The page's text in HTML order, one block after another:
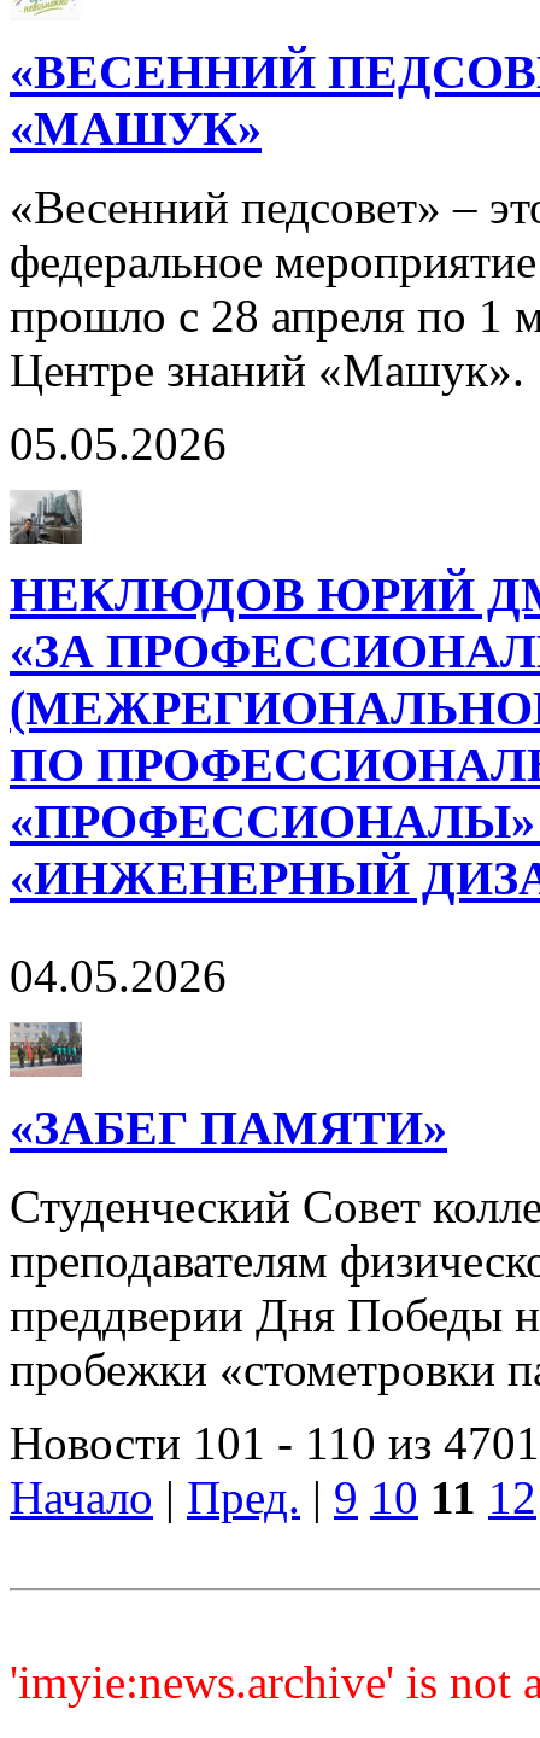
«ВЕСЕННИЙ
«МАШУК»
«Весенний педсовет» –
федеральное
прошло с 28 апреля по 1
Центре знаний «Машук».
05.05.2026
НЕКЛЮДОВ ЮРИЙ
«ЗА
ПО
«ИНЖЕНЕРНЫЙ
04.05.2026
«ЗАБЕГ ПАМЯТИ»
Студенческий Совет
преподавателям
преддверии Дня Победы
пробежки «стометровки
Новости 101 - 110 из 4701
Начало | Пред. | 9 10 11 12
'imyie:news.archive' is not